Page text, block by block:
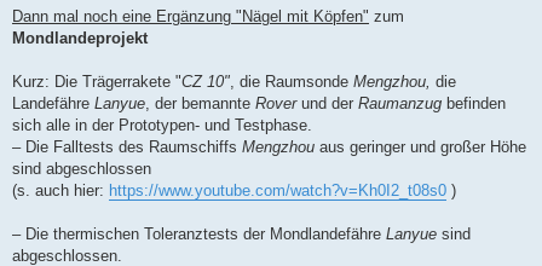
g
e
s
n
e
r
B
e
t
a
g
Dann mal noch eine Ergänzung "Nägel mit Köpfen" zum
Mondlandeprojekt
Kurz: Die Trägerrakete "CZ 10" , die Raumsonde Mengzhou, die
Landefähre Lanyue , der bemannte Roverund der Raumanzug befinden
sich alle in der Prototypen- und Testphase.
– Die Falltests des Raumschiffs Mengzhou aus geringer und großer Höhe
sind abgeschlossen
(s. auch hier: https://www.youtube.com/watch?v=Kh0I2_t08s0 )
– Die thermischen Toleranztests der Mondlandefähre Lanyue sind
abgeschlossen.